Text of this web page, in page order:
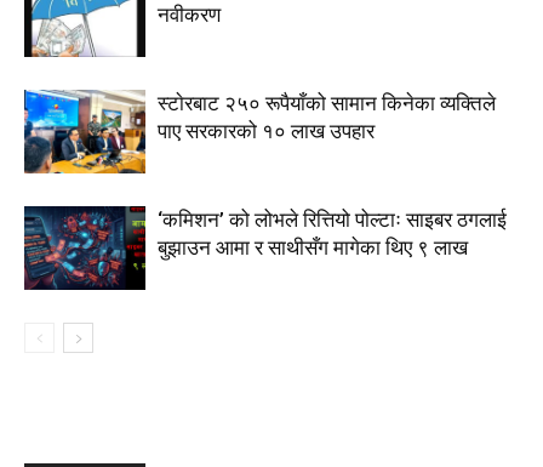
नवीकरण
स्टाेरबाट २५० रूपैयाँको सामान किनेका व्यक्तिले
पाए सरकारको १० लाख उपहार
‘कमिशन’ को लोभले रित्तियो पोल्टाः साइबर ठगलाई
बुझाउन आमा र साथीसँग मागेका थिए ९ लाख